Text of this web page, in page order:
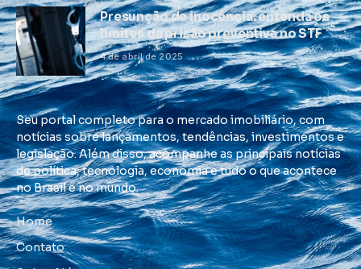
Presunção de inocência: entenda os
limites da prisão preventiva no STF
4 de abril de 2025
Seu portal completo para o mercado imobiliário, com
notícias sobre lançamentos, tendências, investimentos e
legislação. Além disso, acompanhe as principais notícias
de política, tecnologia, economia e tudo o que acontece
no Brasil e no mundo.
Home
Contato